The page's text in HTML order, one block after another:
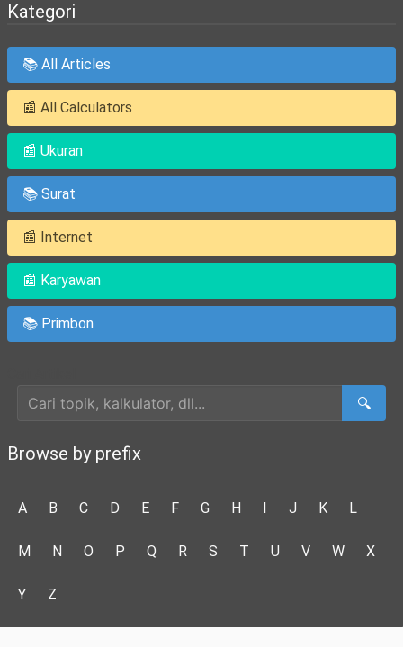
Kategori
📚 All Articles
📰 All Calculators
📰 Ukuran
📚 Surat
📰 Internet
📰 Karyawan
📚 Primbon
🔍
Browse by prefix
A B C D E F G H I J K L
M N O P Q R S T U V W X
Y Z